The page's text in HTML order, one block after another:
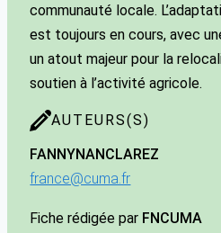
communauté locale.
est toujours en cours, avec
un atout majeur pour la
soutien à l’activité agricole.
AUTEURS(S)
FANNYNANCLAREZ
france@cuma.fr
Fiche rédigée par FNCUMA